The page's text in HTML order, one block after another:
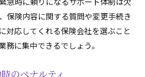
保険内容に関する質問や変更手続き
対応してくれる保険会社を選ぶこと
務に集中できるでしょう。
のペナルティ